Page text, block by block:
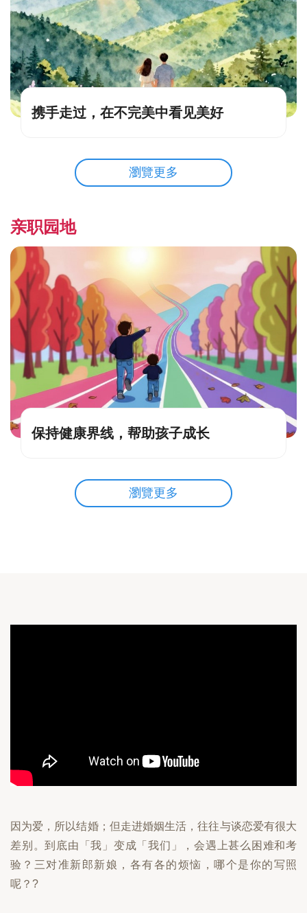
携手走过，在不完美中看见美好
瀏覽更多
亲职园地
保持健康界线，帮助孩子成长
瀏覽更多
因为爱，所以结婚；但走进婚姻生活，往往与谈恋爱有很大
差别。到底由「我」变成「我们」，会遇上甚么困难和考
验？三对准新郎新娘，各有各的烦恼，哪个是你的写照
呢？?